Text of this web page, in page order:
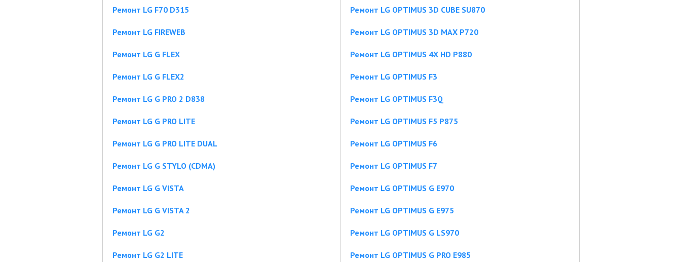
Ремонт LG F70 D315
Ремонт LG FIREWEB
Ремонт LG G FLEX
Ремонт LG G FLEX2
Ремонт LG G PRO 2 D838
Ремонт LG G PRO LITE
Ремонт LG G PRO LITE DUAL
Ремонт LG G STYLO (CDMA)
Ремонт LG G VISTA
Ремонт LG G VISTA 2
Ремонт LG G2
Ремонт LG G2 LITE
Ремонт LG OPTIMUS 3D CUBE SU870
Ремонт LG OPTIMUS 3D MAX P720
Ремонт LG OPTIMUS 4X HD P880
Ремонт LG OPTIMUS F3
Ремонт LG OPTIMUS F3Q
Ремонт LG OPTIMUS F5 P875
Ремонт LG OPTIMUS F6
Ремонт LG OPTIMUS F7
Ремонт LG OPTIMUS G E970
Ремонт LG OPTIMUS G E975
Ремонт LG OPTIMUS G LS970
Ремонт LG OPTIMUS G PRO E985